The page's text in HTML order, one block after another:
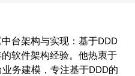
台架构与实现：基于DDD
软件架构经验。他热衷于
务建模，专注基于DDD的